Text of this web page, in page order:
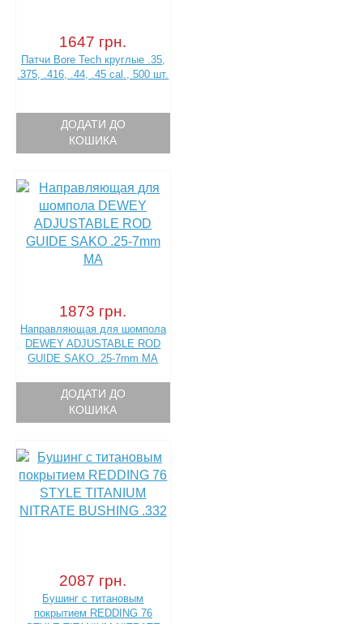
1647 грн.
Патчи Bore Tech круглые .35,
.375, .416, .44, .45 cal., 500 шт.
ДОДАТИ ДО
КОШИКА
1873 грн.
Направляющая для шомпола
DEWEY ADJUSTABLE ROD
GUIDE SAKO .25-7mm MA
ДОДАТИ ДО
КОШИКА
2087 грн.
Бушинг с титановым
покрытием REDDING 76